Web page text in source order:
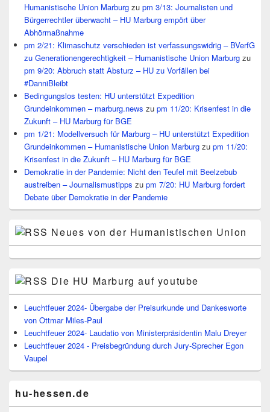
Humanistische Union Marburg zu pm 3/13: Journalisten und
Bürgerrechtler überwacht – HU Marburg empört über
Abhörmaßnahme
pm 2/21: Klimaschutz verschieden ist verfassungswidrig – BVerfG
zu Generationengerechtigkeit – Humanistische Union Marburg zu
pm 9/20: Abbruch statt Absturz – HU zu Vorfällen bei
#DanniBleibt
Bedingungslos testen: HU unterstützt Expedition
Grundeinkommen – marburg.news zu pm 11/20: Krisenfest in die
Zukunft – HU Marburg für BGE
pm 1/21: Modellversuch für Marburg – HU unterstützt Expedition
Grundeinkommen – Humanistische Union Marburg zu pm 11/20:
Krisenfest in die Zukunft – HU Marburg für BGE
Demokratie in der Pandemie: Nicht den Teufel mit Beelzebub
austreiben – Journalismustipps zu pm 7/20: HU Marburg fordert
Debate über Demokratie in der Pandemie
Neues von der Humanistischen Union
Die HU Marburg auf youtube
Leuchtfeuer 2024- Übergabe der Preisurkunde und Dankesworte
von Ottmar Miles-Paul
Leuchtfeuer 2024- Laudatio von Ministerpräsidentin Malu Dreyer
Leuchtfeuer 2024 - Preisbegründung durch Jury-Sprecher Egon
Vaupel
hu-hessen.de